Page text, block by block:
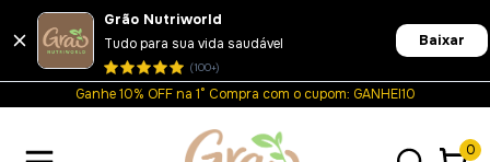
Grão Nutriworld
Tudo para sua vida saudável
(100+)
Baixar
Ganhe 10% OFF na 1° Compra com o cupom: GANHEI10
0